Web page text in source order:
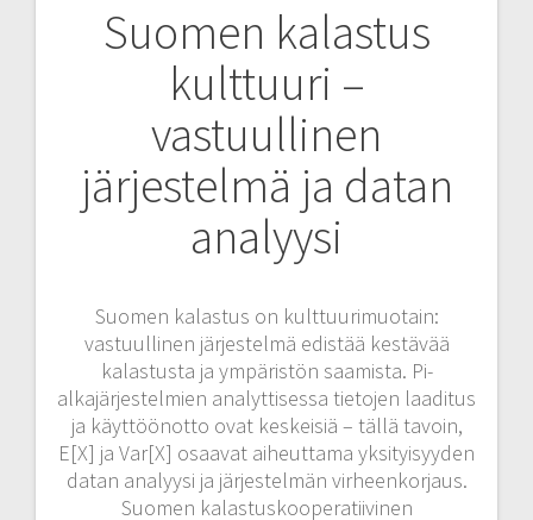
Suomen kalastus
kulttuuri –
vastuullinen
järjestelmä ja datan
analyysi
Suomen kalastus on kulttuurimuotain:
vastuullinen järjestelmä edistää kestävää
kalastusta ja ympäristön saamista. Pi-
alkajärjestelmien analyttisessa tietojen laaditus
ja käyttöönotto ovat keskeisiä – tällä tavoin,
E[X] ja Var[X] osaavat aiheuttama yksityisyyden
datan analyysi ja järjestelmän virheenkorjaus.
Suomen kalastuskooperatiivinen